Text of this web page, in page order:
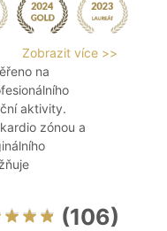
Zobrazit více >>
na
aktivity.
zónou a
(106)